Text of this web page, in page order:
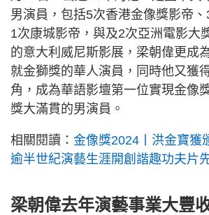
男演員，包括5次香港金像獎影帝、
1次康城影帝，與及2次亞洲電影大
的意大利威尼斯影展，梁朝偉更成
就金獅獎的華人演員，同時他又獲
角，成為華語影壇第一位實現金像
獎大滿貫的男演員。
相關閱讀： 金像獎2024丨洪金寶獲
逾半世紀演藝生涯開創諧趣功夫片
梁朝偉去年演藝事業大豐